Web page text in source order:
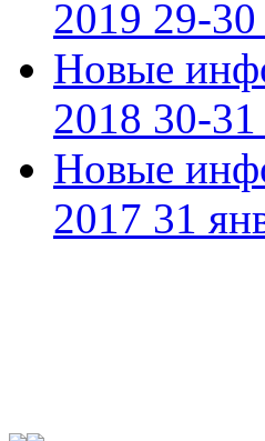
2019 29-30
Новые
2018 30-31
Новые
2017 31